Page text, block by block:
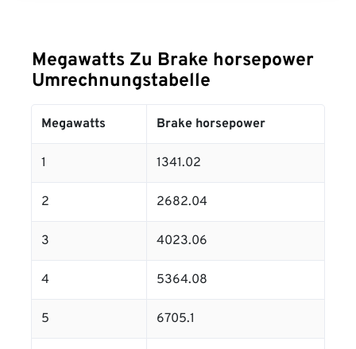
Megawatts Zu Brake horsepower
Umrechnungstabelle
Megawatts Brake horsepower
1 1341.02
2 2682.04
3 4023.06
4 5364.08
5 6705.1